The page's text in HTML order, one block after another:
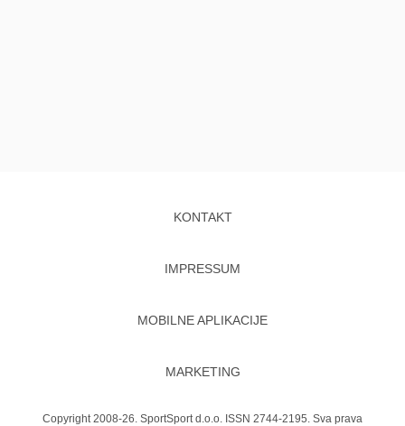
KONTAKT
IMPRESSUM
MOBILNE APLIKACIJE
MARKETING
Copyright 2008-26. SportSport d.o.o. ISSN 2744-2195. Sva prava